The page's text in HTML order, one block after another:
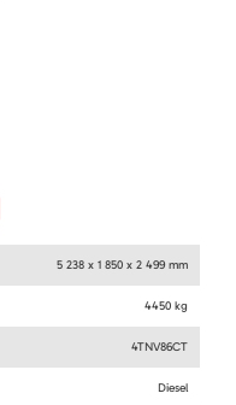
5 238 x 1 850 x 2 499 mm
4450 kg
4TNV86CT
Diesel